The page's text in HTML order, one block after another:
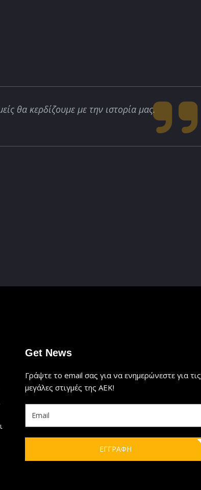
θα κερδίζουμε με την ιστορία μας.
Get News
Γράψτε το email σας για να ενημερώνεστε για τις
μεγάλες στιγμές της ΑΕΚ!
ΕΓΓΡΑΦΗ